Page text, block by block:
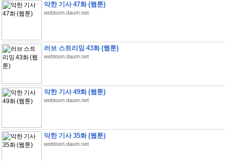
악한 기사 47화 (웹툰)
webtoon.daum.net
러브 스트리밍 43화 (웹툰)
webtoon.daum.net
악한 기사 49화 (웹툰)
webtoon.daum.net
악한 기사 35화 (웹툰)
webtoon.daum.net